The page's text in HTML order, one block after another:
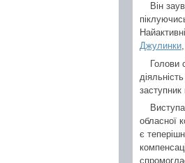
Він
Джулинки,
Голови
заступник
обласної
є